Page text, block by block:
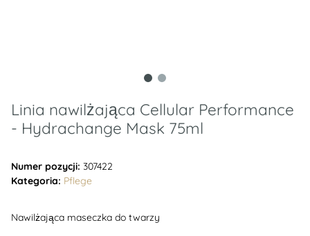
Linia nawilżająca Cellular Performance
- Hydrachange Mask 75ml
Numer pozycji: 307422
Kategoria: Pflege
Nawilżająca maseczka do twarzy